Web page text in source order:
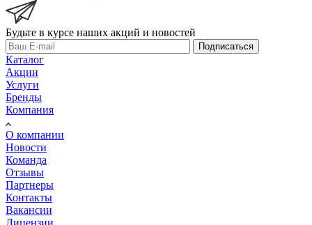
Будьте в курсе наших акций и новостей
Подписаться
Каталог
Акции
Услуги
Бренды
Компания
О компании
Новости
Команда
Отзывы
Партнеры
Контакты
Вакансии
Лицензии